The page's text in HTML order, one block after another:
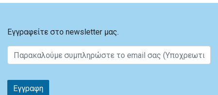
Εγγραφείτε στο newsletter μας.
Εγγραφη